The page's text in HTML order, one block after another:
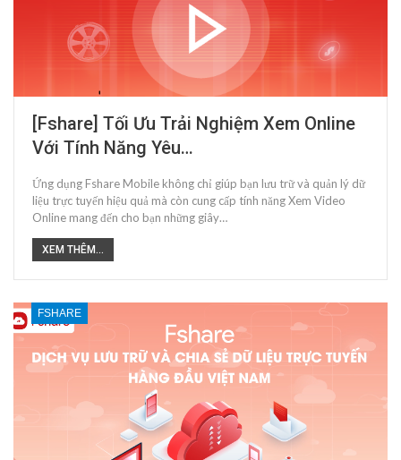
[Fshare] Tối Ưu Trải Nghiệm Xem Online
Với Tính Năng Yêu…
Ứng dụng Fshare Mobile không chỉ giúp bạn lưu trữ và quản lý dữ
liệu trực tuyến hiệu quả mà còn cung cấp tính năng Xem Video
Online mang đến cho bạn những giây…
XEM THÊM...
FSHARE